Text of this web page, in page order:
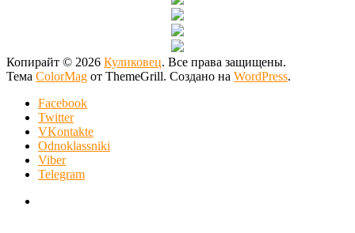
Копирайт © 2026 Куликовец. Все права защищены.
Тема ColorMag от ThemeGrill. Создано на WordPress.
Facebook
Twitter
VKontakte
Odnoklassniki
Viber
Telegram